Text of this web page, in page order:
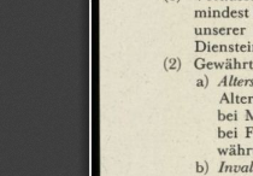
mindest
unserer
(2) Gewährt
a)
bei
bei
b)